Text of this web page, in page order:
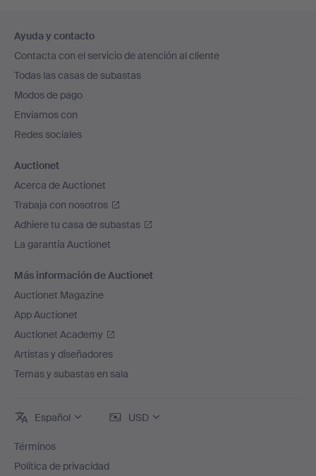
en
el
pie
de
página
Ayuda y contacto
Contacta con el servicio de atención al cliente
Todas las casas de subastas
Modos de pago
Enviamos con
Redes sociales
Auctionet
Acerca de Auctionet
Trabaja con nosotros
Adhiere tu casa de subastas
La garantía Auctionet
Más información de Auctionet
Auctionet Magazine
App Auctionet
Auctionet Academy
Artistas y diseñadores
Temas y subastas en sala
Español USD
Términos
Política de privacidad